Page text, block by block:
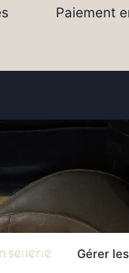
Gérer
Paiement